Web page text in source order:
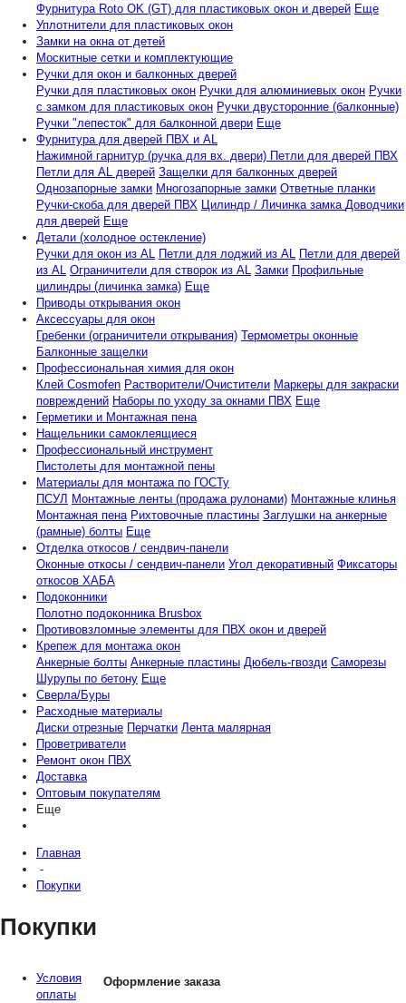
Фурнитура Roto OK (GT) для пластиковых окон и дверей Еще
Уплотнители для пластиковых окон
Замки на окна от детей
Москитные сетки и комплектующие
Ручки для окон и балконных дверей
Ручки для пластиковых окон Ручки для алюминиевых окон Ручки
с замком для пластиковых окон Ручки двусторонние (балконные)
Ручки "лепесток" для балконной двери Еще
Фурнитура для дверей ПВХ и AL
Нажимной гарнитур (ручка для вх. двери) Петли для дверей ПВХ
Петли для AL дверей Защелки для балконных дверей
Однозапорные замки Многозапорные замки Ответные планки
Ручки-скоба для дверей ПВХ Цилиндр / Личинка замка Доводчики
для дверей Еще
Детали (холодное остекление)
Ручки для окон из AL Петли для лоджий из AL Петли для дверей
из AL Ограничители для створок из AL Замки Профильные
цилиндры (личинка замка) Еще
Приводы открывания окон
Аксессуары для окон
Гребенки (ограничители открывания) Термометры оконные
Балконные защелки
Профессиональная химия для окон
Клей Cosmofen Растворители/Очистители Маркеры для закраски
повреждений Наборы по уходу за окнами ПВХ Еще
Герметики и Монтажная пена
Нащельники самоклеящиеся
Профессиональный инструмент
Пистолеты для монтажной пены
Материалы для монтажа по ГОСТу
ПСУЛ Монтажные ленты (продажа рулонами) Монтажные клинья
Монтажная пена Рихтовочные пластины Заглушки на анкерные
(рамные) болты Еще
Отделка откосов / сендвич-панели
Оконные откосы / сендвич-панели Угол декоративный Фиксаторы
откосов ХАБА
Подоконники
Полотно подоконника Brusbox
Противовзломные элементы для ПВХ окон и дверей
Крепеж для монтажа окон
Анкерные болты Анкерные пластины Дюбель-гвозди Саморезы
Шурупы по бетону Еще
Сверла/Буры
Расходные материалы
Диски отрезные Перчатки Лента малярная
Проветриватели
Ремонт окон ПВХ
Доставка
Оптовым покупателям
Еще
Главная
-
Покупки
Покупки
Условия
оплаты
Оформление заказа